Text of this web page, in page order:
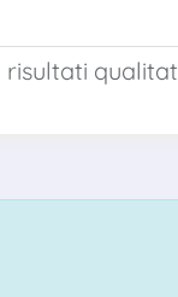
risultati